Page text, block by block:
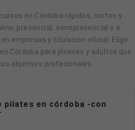
en Córdoba rápidos, cortos y
presencial, semipresencial o a
empresas y titulación oficial. Elige
Córdoba para jóvenes y adultos que
objetivos profesionales.